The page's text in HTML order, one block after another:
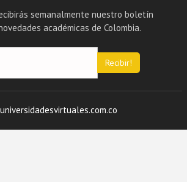
semanalmente nuestro boletín
académicas de Colombia.
Recibir!